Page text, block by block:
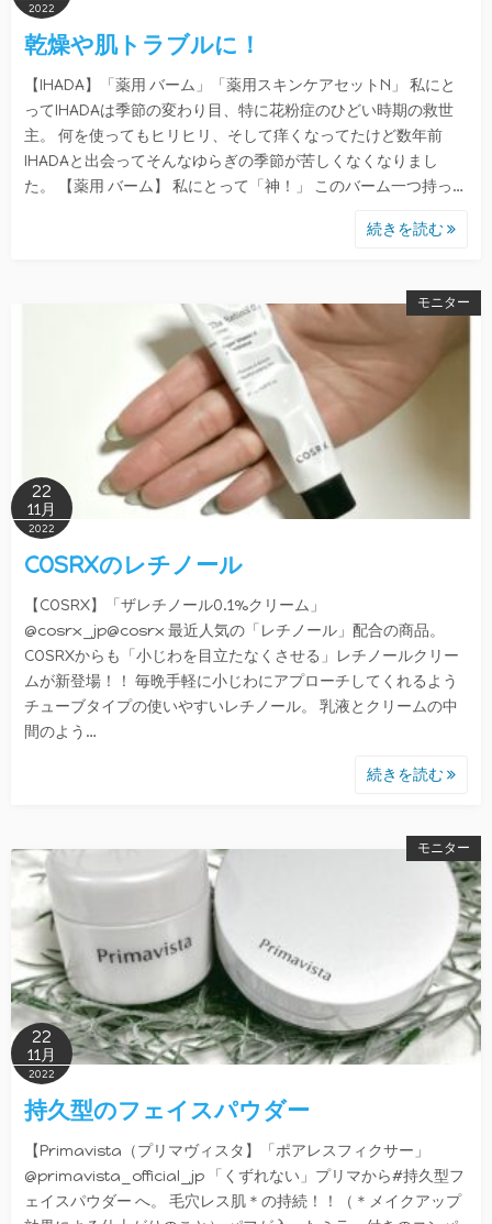
2022
乾燥や肌トラブルに！
【IHADA】「薬用 バーム」「薬用スキンケアセットN」 私にと
ってIHADAは季節の変わり目、特に花粉症のひどい時期の救世
主。 何を使ってもヒリヒリ、そして痒くなってたけど数年前
IHADAと出会ってそんなゆらぎの季節が苦しくなくなりまし
た。 【薬用 バーム】 私にとって「神！」 このバーム一つ持っ…
続きを読む
モニター
22
11月
2022
COSRXのレチノール
【COSRX】「ザレチノール0.1%クリーム」
@cosrx_jp@cosrx 最近人気の「レチノール」配合の商品。
COSRXからも「小じわを目立たなくさせる」レチノールクリー
ムが新登場！！ 毎晩手軽に小じわにアプローチしてくれるよう
チューブタイプの使いやすいレチノール。 乳液とクリームの中
間のよう…
続きを読む
モニター
22
11月
2022
持久型のフェイスパウダー
【Primavista（プリマヴィスタ】「ポアレスフィクサー」
@primavista_official_jp 「くずれない」プリマから#持久型フ
ェイスパウダー へ。 毛穴レス肌＊の持続！！（＊メイクアップ